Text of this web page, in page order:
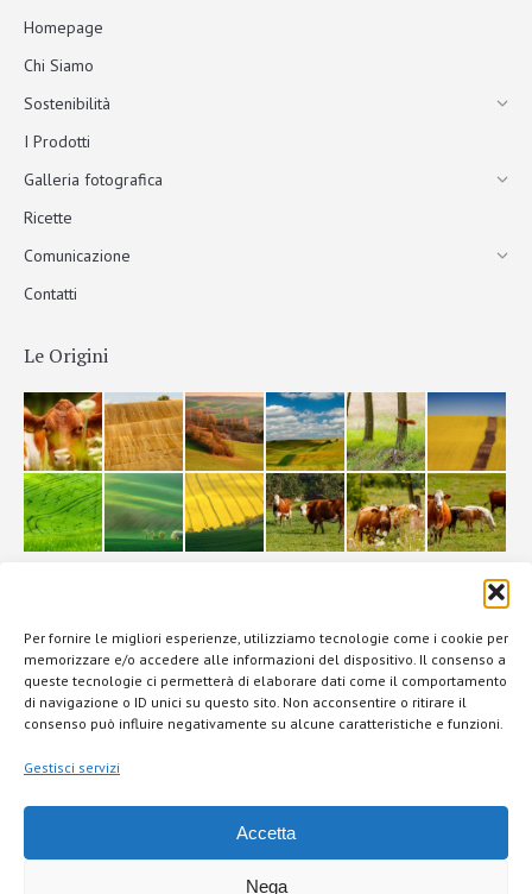
Per fornire le migliori esperienze, utilizziamo tecnologie come i cookie per
memorizzare e/o accedere alle informazioni del dispositivo. Il consenso a
queste tecnologie ci permetterà di elaborare dati come il comportamento
di navigazione o ID unici su questo sito. Non acconsentire o ritirare il
consenso può influire negativamente su alcune caratteristiche e funzioni.
Gestisci servizi
Accetta
Nega
Homepage
Chi Siamo
Sostenibilità
I Prodotti
Galleria fotografica
Ricette
Comunicazione
Contatti
Le Origini
cookieper offrirti la migliore esperienza.